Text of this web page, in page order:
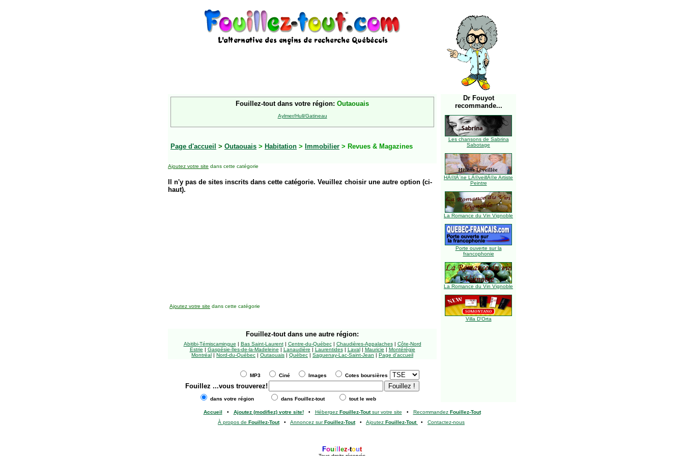
Fouillez-tout dans votre région: Outaouais
Aylmer/Hull/Gatineau
Page d'accueil > Outaouais > Habitation > Immobilier > Revues & Magazines
Ajoutez votre site dans cette catégorie
Il n'y pas de sites inscrits dans cette catégorie. Veuillez choisir une autre option (ci-
haut).
Dr Fouyot
recommande...
Les chansons de Sabrina
Sabotage
HÃ©lÃ¨ne LÃ©veillÃ©e Artiste
Peintre
La Romance du Vin Vignoble
Porte ouverte sur la
francophonie
La Romance du Vin Vignoble
Villa D'Orta
Ajoutez votre site dans cette catégorie
Fouillez-tout dans une autre région:
Abitibi-Témiscamingue | Bas Saint-Laurent| Centre-du-Québec| Chaudières-Appalaches| Côte-Nord
Estrie | Gaspésie-Îles-de-la-Madeleine | Lanaudière | Laurentides| Laval| Mauricie | Montérégie
Montréal | Nord-du-Québec | Outaouais | Québec | Saguenay-Lac-Saint-Jean | Page d'accueil
MP3 Ciné Images Cotes boursières
Fouillez ...vous trouverez!
dans votre région dans Fouillez-tout tout le web
Accueil • Ajoutez (modifiez) votre site!• Hébergez Fouillez-Toutsur votre site • Recommandez Fouillez-Tout
À propos de Fouillez-Tout• Annoncez surFouillez-Tout• Ajoutez Fouillez-Tout • Contactez-nous
Foui ez-tout